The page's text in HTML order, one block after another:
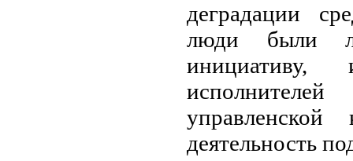
деградации
люди были
деятельность